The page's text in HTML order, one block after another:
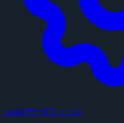
configデータファイル